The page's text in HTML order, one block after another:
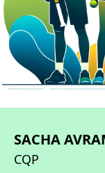
SACHA
CQP